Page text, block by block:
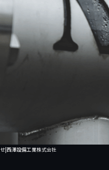
|西澤設備工業株式会社